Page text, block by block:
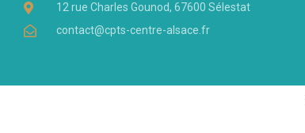
12 rue Charles Gounod, 67600 Sélestat
contact@cpts-centre-alsace.fr